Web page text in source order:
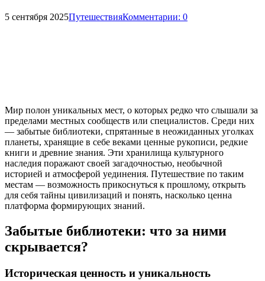
5 сентября 2025ПутешествияКомментарии: 0
Мир полон уникальных мест, о которых редко что слышали за
пределами местных сообществ или специалистов. Среди них
— забытые библиотеки, спрятанные в неожиданных уголках
планеты, хранящие в себе веками ценные рукописи, редкие
книги и древние знания. Эти хранилища культурного
наследия поражают своей загадочностью, необычной
историей и атмосферой уединения. Путешествие по таким
местам — возможность прикоснуться к прошлому, открыть
для себя тайны цивилизаций и понять, насколько ценна
платформа формирующих знаний.
Забытые библиотеки: что за ними
скрывается?
Историческая ценность и уникальность